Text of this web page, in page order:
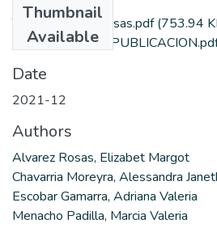
Thumbnail
Available
Tesina Alvarez Rosas.pdf(753.94
AUTORIZACION
Date
2021-12
Authors
Alvarez Rosas, Elizabet Margot
Chavarria Moreyra, Alessandra
Escobar Gamarra, Adriana Valeria
Menacho Padilla, Marcia Valeria